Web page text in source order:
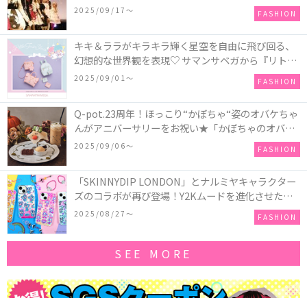
2025/09/17〜 FASHION
キキ＆ララがキラキラ輝く星空を自由に飛び回る、
幻想的な世界観を表現♡ サマンサベガから『リトル
ツインスターズ』50周年アニバーサリーイヤー』を
2025/09/01〜 FASHION
Q-pot.23周年！ほっこり“かぼちゃ“姿のオバケちゃ
んがアニバーサリーをお祝い★「かぼちゃのオバケ
ーキアクセサリー」が新発売！Q-pot CAFE.では
「かぼちゃのオバケーキプレート」も登場
2025/09/06〜 FASHION
「SKINNYDIP LONDON」とナルミヤキャラクター
ズのコラボが再び登場！Y2Kムードを進化させた新
作コレクションを発売♪
2025/08/27〜 FASHION
SEE MORE